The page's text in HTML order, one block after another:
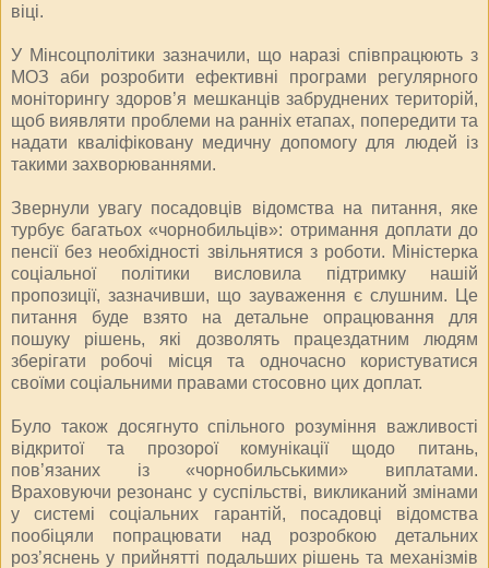
віці.
У Мінсоцполітики зазначили, що наразі співпрацюють з
МОЗ аби розробити ефективні програми регулярного
моніторингу здоров’я мешканців забруднених територій,
щоб виявляти проблеми на ранніх етапах, попередити та
надати кваліфіковану медичну допомогу для людей із
такими захворюваннями.
Звернули увагу посадовців відомства на питання, яке
турбує багатьох «чорнобильців»: отримання доплати до
пенсії без необхідності звільнятися з роботи. Міністерка
соціальної політики висловила підтримку нашій
пропозиції, зазначивши, що зауваження є слушним. Це
питання буде взято на детальне опрацювання для
пошуку рішень, які дозволять працездатним людям
зберігати робочі місця та одночасно користуватися
своїми соціальними правами стосовно цих доплат.
Було також досягнуто спільного розуміння важливості
відкритої та прозорої комунікації щодо питань,
пов’язаних із «чорнобильськими» виплатами.
Враховуючи резонанс у суспільстві, викликаний змінами
у системі соціальних гарантій, посадовці відомства
пообіцяли попрацювати над розробкою детальних
роз’яснень у прийнятті подальших рішень та механізмів